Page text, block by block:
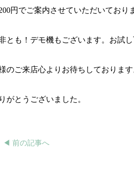
円でご案内させていただいており
とも！デモ機もございます。お試
のご来店心よりお待ちしております
がとうございました。
◀︎ 前の記事へ